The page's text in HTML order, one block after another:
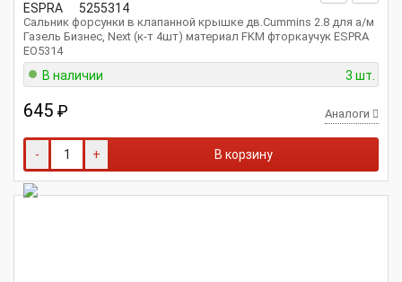
ESPRA 5255314
Сальник форсунки в клапанной крышке дв.Cummins 2.8 для а/м
Газель Бизнес, Next (к-т 4шт) материал FKM фторкаучук ESPRA
EO5314
В наличии 3 шт.
645 ₽ Аналоги
- + В корзину